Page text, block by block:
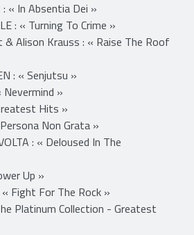
« In Absentia Dei »
: « Turning To Crime »
Alison Krauss : « Raise The Roof
: « Senjutsu »
Nevermind »
Hits »
Non Grata »
: « Deloused In The
Up »
« Fight For The Rock »
Platinum Collection - Greatest